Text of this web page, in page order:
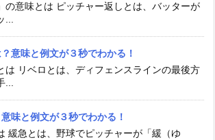
の意味とは ピッチャー返しとは、バッターが
...
？意味と例文が３秒でわかる！
は リベロとは、ディフェンスラインの最後方
...
意味と例文が３秒でわかる！
緩急とは、野球でピッチャーが「緩（ゆ